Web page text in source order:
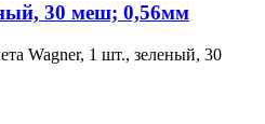
30 меш; 0,56мм
Wagner, 1 шт., зеленый, 30